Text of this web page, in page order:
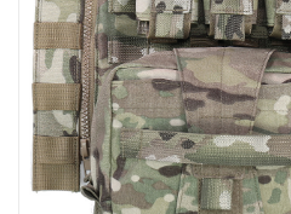
Speelgoed
Survival
WAPENS